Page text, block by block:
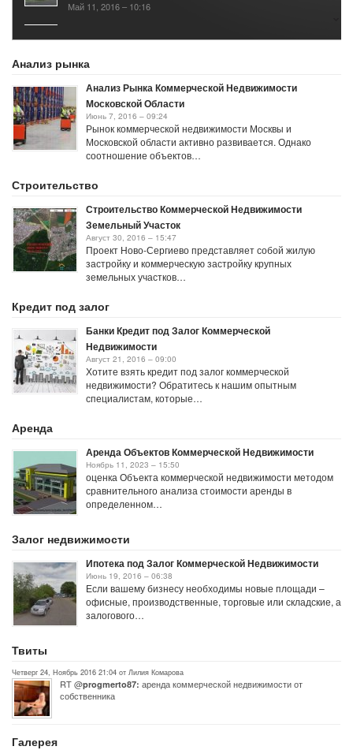
Май 11, 2016 – 10:16
Январь 25, 2021 – 05:40
Анализ рынка
Анализ Рынка Коммерческой Недвижимости
Московской Области
Июнь 7, 2016 – 09:24
Рынок коммерческой недвижимости Москвы и
Московской области активно развивается. Однако
соотношение объектов…
Строительство
Строительство Коммерческой Недвижимости
Земельный Участок
Август 30, 2016 – 15:47
Проект Ново-Сергиево представляет собой жилую
застройку и коммерческую застройку крупных
земельных участков…
Кредит под залог
Банки Кредит под Залог Коммерческой
Недвижимости
Август 21, 2016 – 09:00
Хотите взять кредит под залог коммерческой
недвижимости? Обратитесь к нашим опытным
специалистам, которые…
Аренда
Аренда Объектов Коммерческой Недвижимости
Ноябрь 11, 2023 – 15:50
оценка Объекта коммерческой недвижимости методом
сравнительного анализа стоимости аренды в
определенном…
Залог недвижимости
Ипотека под Залог Коммерческой Недвижимости
Июнь 19, 2016 – 06:38
Если вашему бизнесу необходимы новые площади –
офисные, производственные, торговые или складские, а
залогового…
Твиты
Четверг 24, Ноябрь 2016 21:04 от Лилия Комарова
RT @progmerto87: аренда коммерческой недвижимости от
собственника
Галерея